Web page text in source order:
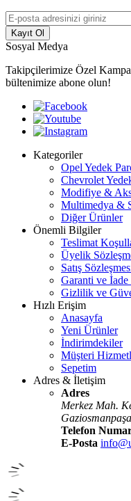
Kayıt Ol
Sosyal Medya
Takipçilerimize Özel
bültenimize abone olun!
Kategoriler
Opel Yedek
Chevrolet
Modifiye &
Multimedya &
Diğer Ürünler
Önemli Bilgiler
Teslimat
Üyelik
Satış
Garanti ve İade
Gizlilik ve
Hızlı Erişim
Anasayfa
Yeni Ürünler
İndirimdekiler
Müşteri
Sepetim
Adres & İletişim
Adres
Merkez Mah.
Telefon
E-Posta